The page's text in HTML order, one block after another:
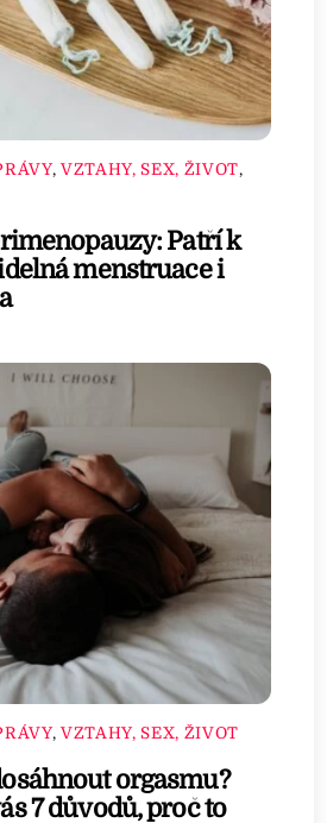
, VZTAHY, SEX, ŽIVOT,
Patří k
menstruace i
, VZTAHY, SEX, ŽIVOT
orgasmu?
7 důvodů, proč to